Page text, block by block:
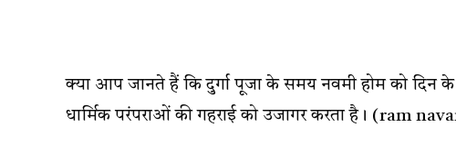
क्या आप जानते हैं कि दुर्गा पूजा के समय नवमी होम को दिन
धार्मिक परंपराओं की गहराई को उजागर करता है। (ram